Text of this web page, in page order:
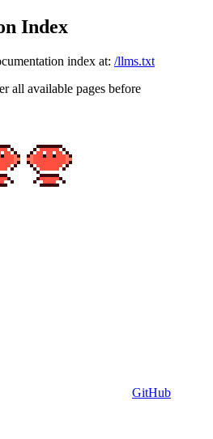
Index
index at: /llms.txt
all available pages before
GitHub